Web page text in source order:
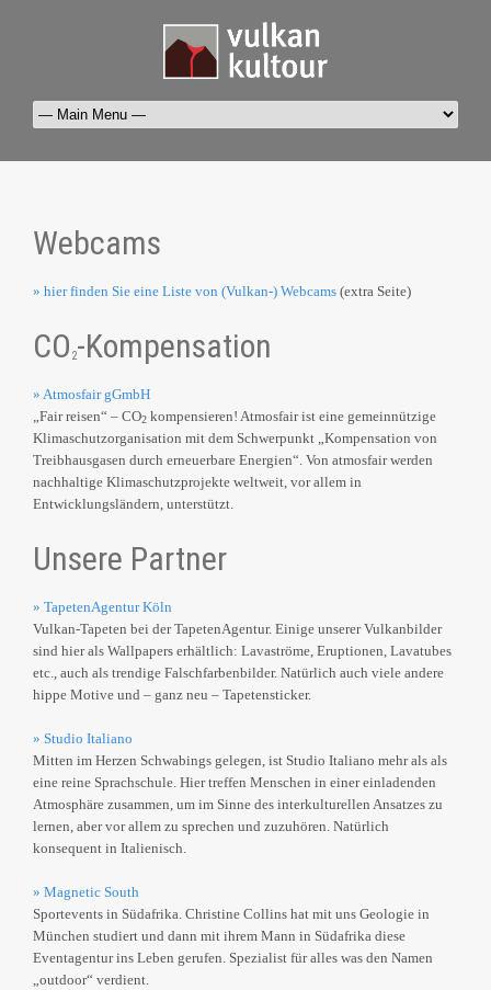
Webcams
» hier finden Sie eine Liste von (Vulkan-) Webcams (extra Seite)
CO 2-Kompensation
» Atmosfair gGmbH
„Fair reisen“ – CO2 kompensieren! Atmosfair ist eine gemeinnützige
Klimaschutzorganisation mit dem Schwerpunkt „Kompensation von
Treibhausgasen durch erneuerbare Energien“. Von atmosfair werden
nachhaltige Klimaschutzprojekte weltweit, vor allem in
Entwicklungsländern, unterstützt.
Unsere Partner
» TapetenAgentur Köln
Vulkan-Tapeten bei der TapetenAgentur. Einige unserer Vulkanbilder
sind hier als Wallpapers erhältlich: Lavaströme, Eruptionen, Lavatubes
etc., auch als trendige Falschfarbenbilder. Natürlich auch viele andere
hippe Motive und – ganz neu – Tapetensticker.
» Studio Italiano
Mitten im Herzen Schwabings gelegen, ist Studio Italiano mehr als als
eine reine Sprachschule. Hier treffen Menschen in einer einladenden
Atmosphäre zusammen, um im Sinne des interkulturellen Ansatzes zu
lernen, aber vor allem zu sprechen und zuzuhören. Natürlich
konsequent in Italienisch.
» Magnetic South
Sportevents in Südafrika. Christine Collins hat mit uns Geologie in
München studiert und dann mit ihrem Mann in Südafrika diese
Eventagentur ins Leben gerufen. Spezialist für alles was den Namen
„outdoor“ verdient.